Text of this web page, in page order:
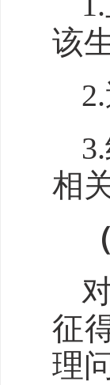
该
相
征
理